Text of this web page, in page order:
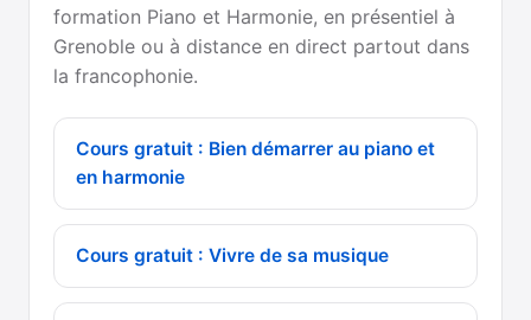
formation Piano et Harmonie, en présentiel à
Grenoble ou à distance en direct partout dans
la francophonie.
Cours gratuit : Bien démarrer au piano et
en harmonie
Cours gratuit : Vivre de sa musique